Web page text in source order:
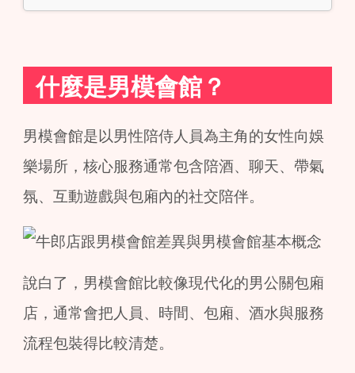
什麼是男模會館？
男模會館是以男性陪侍人員為主角的女性向娛
樂場所，核心服務通常包含陪酒、聊天、帶氣
氛、互動遊戲與包廂內的社交陪伴。
說白了，男模會館比較像現代化的男公關包廂
店，通常會把人員、時間、包廂、酒水與服務
流程包裝得比較清楚。